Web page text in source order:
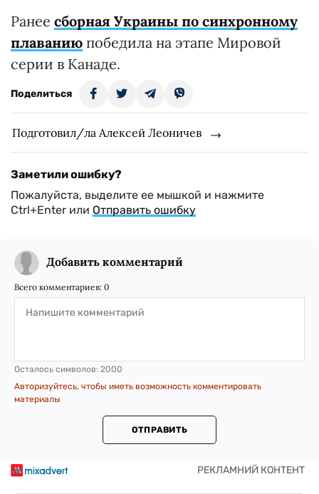
Ранее сборная Украины по синхронному
плаванию победила на этапе Мировой
серии в Канаде.
Поделиться
Подготовил/ла Алексей Леоничев
Заметили ошибку?
Пожалуйста, выделите ее мышкой и нажмите
Ctrl+Enter или Отправить ошибку
Добавить комментарий
Всего комментариев: 0
Осталось символов: 2000
Авторизуйтесь, чтобы иметь возможность комментировать
материалы
ОТПРАВИТЬ